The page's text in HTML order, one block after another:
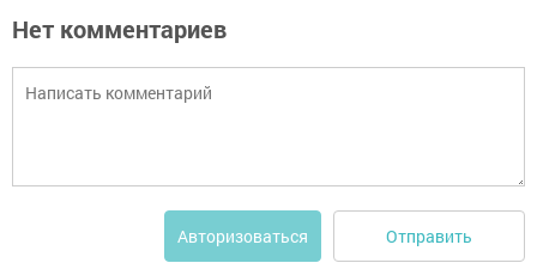
Нет комментариев
Авторизоваться Отправить